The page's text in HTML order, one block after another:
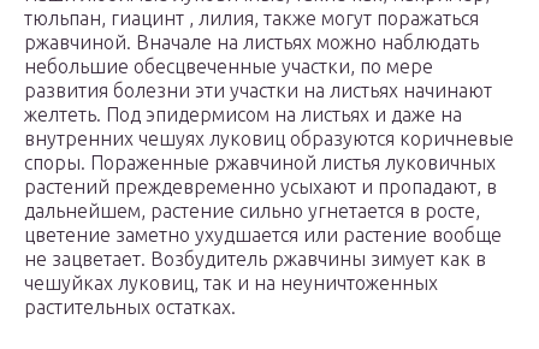
тюльпан, гиацинт , лилия, также могут поражаться
ржавчиной. Вначале на листьях можно наблюдать
небольшие обесцвеченные участки, по мере
развития болезни эти участки на листьях начинают
желтеть. Под эпидермисом на листьях и даже на
внутренних чешуях луковиц образуются коричневые
споры. Пораженные ржавчиной листья луковичных
растений преждевременно усыхают и пропадают, в
дальнейшем, растение сильно угнетается в росте,
цветение заметно ухудшается или растение вообще
не зацветает. Возбудитель ржавчины зимует как в
чешуйках луковиц, так и на неуничтоженных
растительных остатках.